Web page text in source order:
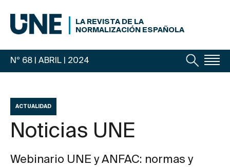
LA REVISTA DE LA
NORMALIZACIÓN ESPAÑOLA
Nº 68 | ABRIL | 2024
ACTUALIDAD
Noticias UNE
Webinario UNE y ANFAC: normas y